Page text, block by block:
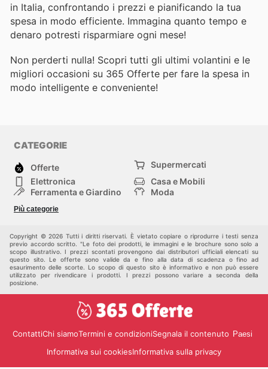
in Italia, confrontando i prezzi e pianificando la tua
spesa in modo efficiente. Immagina quanto tempo e
denaro potresti risparmiare ogni mese!
Non perderti nulla! Scopri tutti gli ultimi volantini e le
migliori occasioni su 365 Offerte per fare la spesa in
modo intelligente e conveniente!
CATEGORIE
Offerte
Supermercati
Elettronica
Casa e Mobili
Ferramenta e Giardino
Moda
Bambini e Neonati
Più categorie
Copyright © 2026 Tutti i diritti riservati. È vietato copiare o riprodurre i testi senza
previo accordo scritto. "Le foto dei prodotti, le immagini e le brochure sono solo a
scopo illustrativo. I prezzi scontati provengono dai distributori ufficiali elencati su
questo sito. Le offerte sono valide da e fino alla data di scadenza o fino ad
esaurimento delle scorte. Lo scopo di questo sito è informativo e non può essere
utilizzato per rivendicare i prodotti. I prezzi possono variare a seconda della
posizione.
ContattiChi siamoTermini e condizioniSegnala il contenuto Paesi
Informativa sui cookiesInformativa sulla privacy